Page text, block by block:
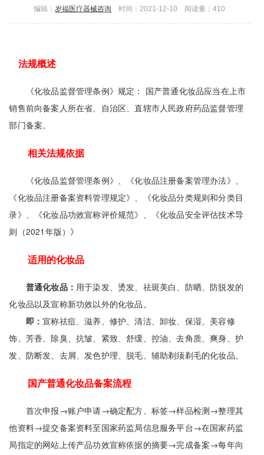
编辑：岁福医疗器械咨询 时间：2021-12-10 阅读量：410
法规概述
《化妆品监督管理条例》规定： 国产普通化妆品应当在上市
销售前向备案人所在省、自治区、直辖市人民政府药品监督管理
部门备案。
相关法规依据
《化妆品监督管理条例》、《化妆品注册备案管理办法》、
《化妆品注册备案资料管理规定》、《化妆品分类规则和分类目
录》、《化妆品功效宣称评价规范》、《化妆品安全评估技术导
则（2021年版）》
适用的化妆品
普通化妆品： 用于染发、烫发、祛斑美白、防晒、防脱发的
化妆品以及宣称新功效以外的化妆品。
即：宣称祛痘、滋养、修护、清洁、卸妆、保湿、美容修
饰、芳香、除臭、抗皱、紧致、舒缓、控油、去角质、爽身、护
发、防断发、去屑、发色护理、脱毛、辅助剃须剃毛的化妆品。
国产普通化妆品备案流程
首次申报→账户申请→确定配方、标签→样品检测→整理其
他资料→提交备案资料至国家药监局信息服务平台→在国家药监
局指定的网站上传产品功效宣称依据的摘要→完成备案→每年向